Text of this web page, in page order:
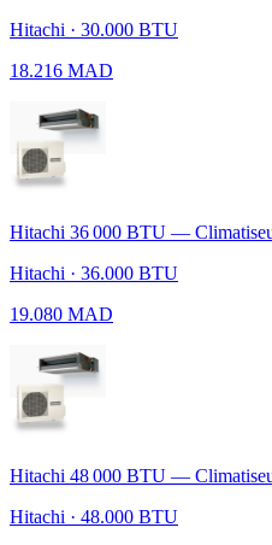
Hitachi · 30.000 BTU
18.216 MAD
Hitachi 36 000 BTU —
Hitachi · 36.000 BTU
19.080 MAD
Hitachi 48 000 BTU —
Hitachi · 48.000 BTU